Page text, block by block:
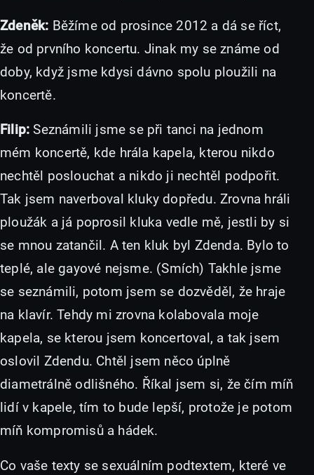
Zdeněk: Běžíme od prosince 2012 a dá se říct,
že od prvního koncertu. Jinak my se známe od
doby, když jsme kdysi dávno spolu ploužili na
koncertě.
Filip: Seznámili jsme se při tanci na jednom
mém koncertě, kde hrála kapela, kterou nikdo
nechtěl poslouchat a nikdo ji nechtěl podpořit.
Tak jsem naverboval kluky dopředu. Zrovna hráli
ploužák a já poprosil kluka vedle mě, jestli by si
se mnou zatančil. A ten kluk byl Zdenda. Bylo to
teplé, ale gayové nejsme. (Smích) Takhle jsme
se seznámili, potom jsem se dozvěděl, že hraje
na klavír. Tehdy mi zrovna kolabovala moje
kapela, se kterou jsem koncertoval, a tak jsem
oslovil Zdendu. Chtěl jsem něco úplně
diametrálně odlišného. Říkal jsem si, že čím míň
lidí v kapele, tím to bude lepší, protože je potom
míň kompromisů a hádek.
Co vaše texty se sexuálním podtextem, které ve